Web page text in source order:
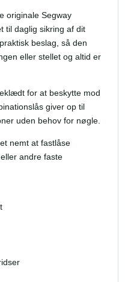
originale Segway
til daglig sikring af dit
beslag, så den
eller stellet og altid er
for at beskytte mod
giver op til
uden behov for nøgle.
nemt at fastlåse
andre faste